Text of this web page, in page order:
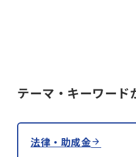
テーマ・キーワード
法律・助成金